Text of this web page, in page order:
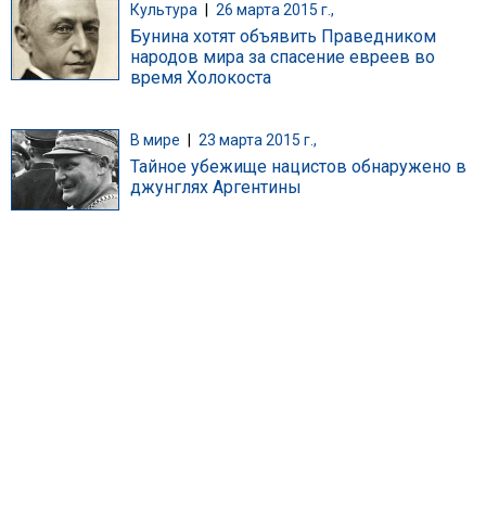
Культура 26 марта 2015 г.,
Бунина хотят объявить Праведником
народов мира за спасение евреев во
время Холокоста
В мире | 23 марта 2015 г.,
Тайное убежище нацистов обнаружено в
джунглях Аргентины